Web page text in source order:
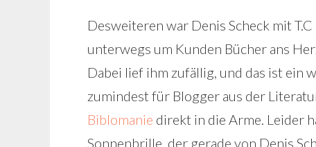
Desweiteren war Denis Scheck mit
unterwegs um Kunden Bücher ans
Dabei lief ihm zufällig, und das ist ein
zumindest für Blogger aus der
Biblomanie direkt in die Arme. Leider
Sonnenbrille, der gerade von Denis